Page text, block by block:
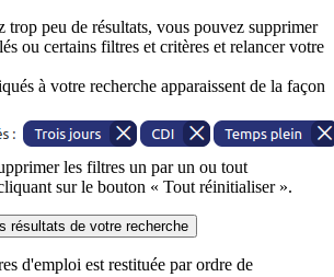
trop peu de résultats, vous pouvez supprimer
ou certains filtres et critères et relancer votre
à votre recherche apparaissent de la façon
les filtres un par un ou tout
sur le bouton « Tout réinitialiser ».
résultats de votre recherche
d'emploi est restituée par ordre de